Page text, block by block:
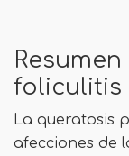
foliculitis
La queratosis
afecciones de